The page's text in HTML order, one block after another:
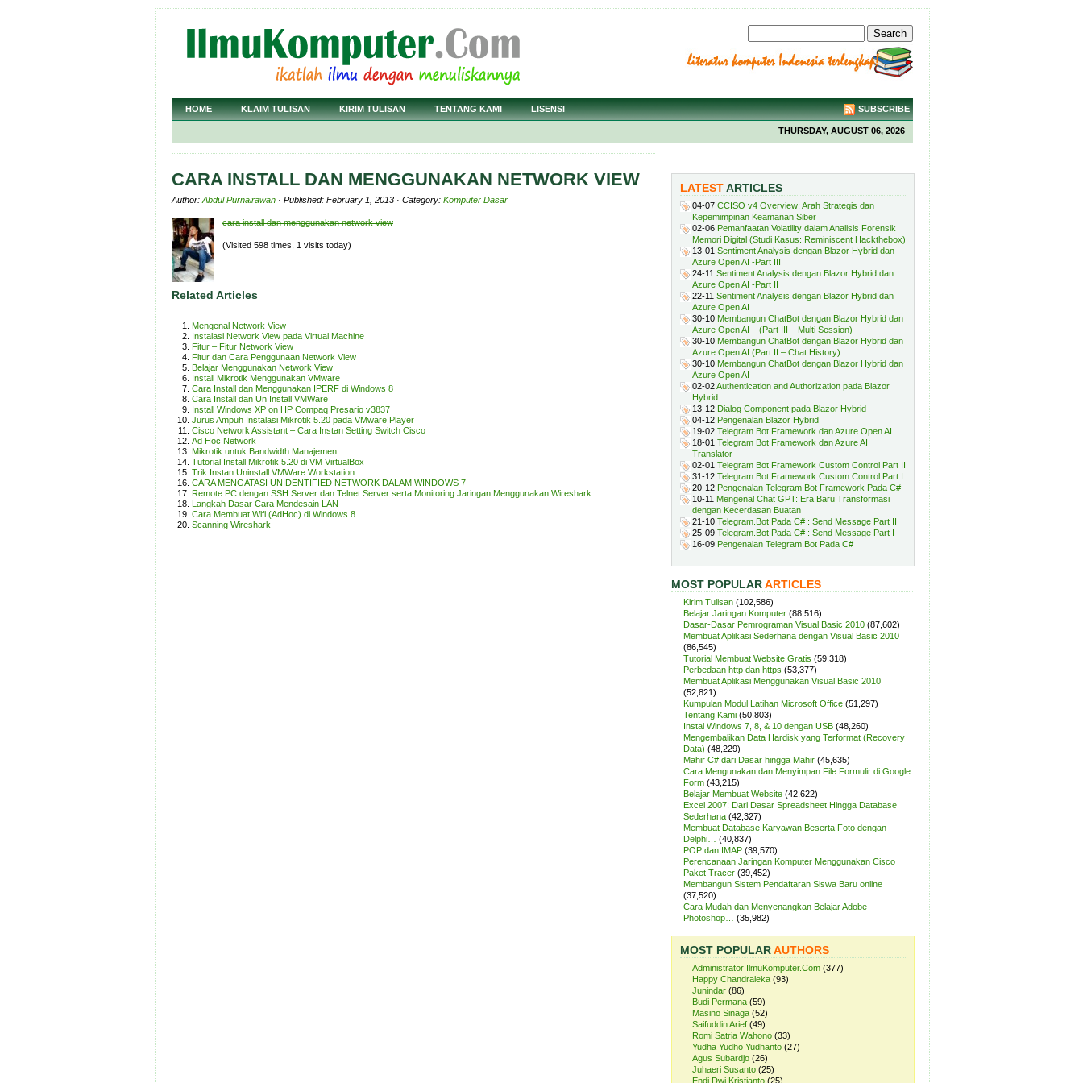
HOME KLAIM TULISAN KIRIM TULISAN TENTANG KAMI LISENSI SUBSCRIBE
THURSDAY, AUGUST 06, 2026
CARA INSTALL DAN MENGGUNAKAN NETWORK VIEW
Author: Abdul Purnairawan · Published: February 1, 2013 · Category: Komputer Dasar
cara install dan menggunakan network view
(Visited 598 times, 1 visits today)
Related Articles
Mengenal Network View
Instalasi Network View pada Virtual Machine
Fitur – Fitur Network View
Fitur dan Cara Penggunaan Network View
Belajar Menggunakan Network View
Install Mikrotik Menggunakan VMware
Cara Install dan Menggunakan IPERF di Windows 8
Cara Install dan Un Install VMWare
Install Windows XP on HP Compaq Presario v3837
Jurus Ampuh Instalasi Mikrotik 5.20 pada VMware Player
Cisco Network Assistant – Cara Instan Setting Switch Cisco
Ad Hoc Network
Mikrotik untuk Bandwidth Manajemen
Tutorial Install Mikrotik 5.20 di VM VirtualBox
Trik Instan Uninstall VMWare Workstation
CARA MENGATASI UNIDENTIFIED NETWORK DALAM WINDOWS 7
Remote PC dengan SSH Server dan Telnet Server serta Monitoring Jaringan Menggunakan Wireshark
Langkah Dasar Cara Mendesain LAN
Cara Membuat Wifi (AdHoc) di Windows 8
Scanning Wireshark
LATESTARTICLES
04-07 CCISO v4 Overview: Arah Strategis dan
Kepemimpinan Keamanan Siber
02-06 Pemanfaatan Volatility dalam Analisis Forensik
Memori Digital (Studi Kasus: Reminiscent Hackthebox)
13-01 Sentiment Analysis dengan Blazor Hybrid dan
Azure Open AI -Part III
24-11 Sentiment Analysis dengan Blazor Hybrid dan
Azure Open AI -Part II
22-11 Sentiment Analysis dengan Blazor Hybrid dan
Azure Open AI
30-10 Membangun ChatBot dengan Blazor Hybrid dan
Azure Open AI – (Part III – Multi Session)
30-10 Membangun ChatBot dengan Blazor Hybrid dan
Azure Open AI (Part II – Chat History)
30-10 Membangun ChatBot dengan Blazor Hybrid dan
Azure Open AI
02-02Authentication and Authorization pada Blazor
Hybrid
13-12 Dialog Component pada Blazor Hybrid
04-12 Pengenalan Blazor Hybrid
19-02 Telegram Bot Framework dan Azure Open AI
18-01 Telegram Bot Framework dan Azure AI
Translator
02-01 Telegram Bot Framework Custom Control Part II
31-12 Telegram Bot Framework Custom Control Part I
20-12 Pengenalan Telegram Bot Framework Pada C#
10-11 Mengenal Chat GPT: Era Baru Transformasi
dengan Kecerdasan Buatan
21-10 Telegram.Bot Pada C# : Send Message Part II
25-09 Telegram.Bot Pada C# : Send Message Part I
16-09 Pengenalan Telegram.Bot Pada C#
MOST POPULARARTICLES
Kirim Tulisan (102,586)
Belajar Jaringan Komputer (88,516)
Dasar-Dasar Pemrograman Visual Basic 2010 (87,602)
Membuat Aplikasi Sederhana dengan Visual Basic 2010
(86,545)
Tutorial Membuat Website Gratis (59,318)
Perbedaan http dan https (53,377)
Membuat Aplikasi Menggunakan Visual Basic 2010
(52,821)
Kumpulan Modul Latihan Microsoft Office (51,297)
Tentang Kami (50,803)
Instal Windows 7, 8, & 10 dengan USB (48,260)
Mengembalikan Data Hardisk yang Terformat (Recovery
Data) (48,229)
Mahir C# dari Dasar hingga Mahir (45,635)
Cara Mengunakan dan Menyimpan File Formulir di Google
Form (43,215)
Belajar Membuat Website (42,622)
Excel 2007: Dari Dasar Spreadsheet Hingga Database
Sederhana (42,327)
Membuat Database Karyawan Beserta Foto dengan
Delphi…
(40,837)
POP dan IMAP (39,570)
Perencanaan Jaringan Komputer Menggunakan Cisco
Paket Tracer (39,452)
Membangun Sistem Pendaftaran Siswa Baru online
(37,520)
Cara Mudah dan Menyenangkan Belajar Adobe
Photoshop…
(35,982)
MOST POPULARAUTHORS
Administrator IlmuKomputer.Com (377)
Happy Chandraleka (93)
Junindar (86)
Budi Permana (59)
Masino Sinaga (52)
Saifuddin Arief (49)
Romi Satria Wahono (33)
Yudha Yudho Yudhanto (27)
Agus Subardjo (26)
Juhaeri Susanto (25)
Endi Dwi Kristianto (25)